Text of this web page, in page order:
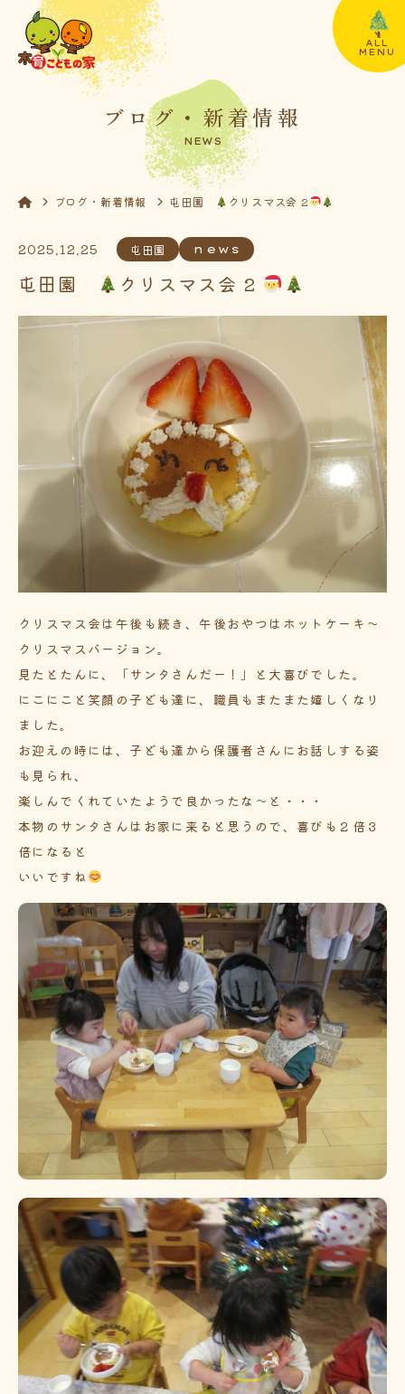
ALL
MENU
ブログ・新着情報
NEWS
ブログ・新着情報 屯田園 クリスマス会 2
2025.12.25 屯田園 news
屯田園 クリスマス会 2
クリスマス会は午後も続き、午後おやつはホットケーキ～
クリスマスバージョン。
見たとたんに、「サンタさんだー！」と大喜びでした。
にこにこと笑顔の子ども達に、職員もまたまた嬉しくなり
ました。
お迎えの時には、子ども達から保護者さんにお話しする姿
も見られ、
楽しんでくれていたようで良かったな～と・・・
本物のサンタさんはお家に来ると思うので、喜びも２倍３
倍になると
いいですね